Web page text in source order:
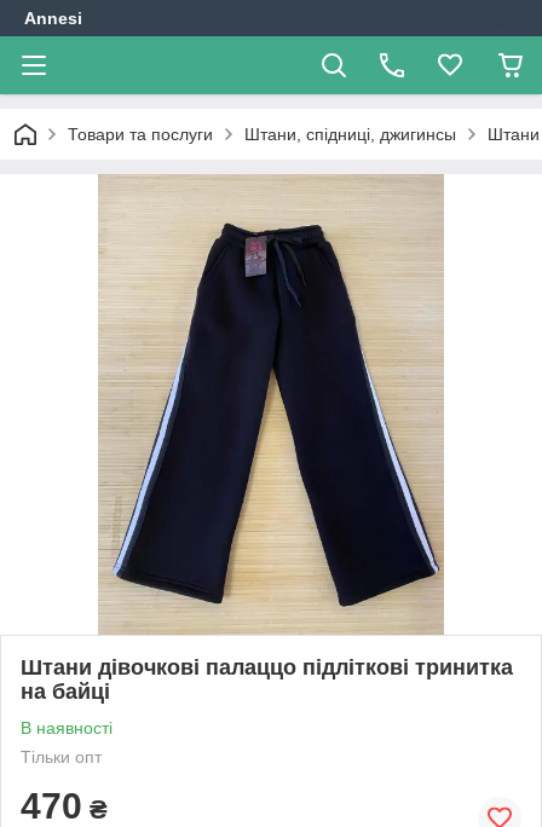
Annesi
Товари та послуги Штани, спідниці, джигинсы Штани
Штани дівочкові палаццо підліткові тринитка
на байці
В наявності
Тільки опт
470 ₴